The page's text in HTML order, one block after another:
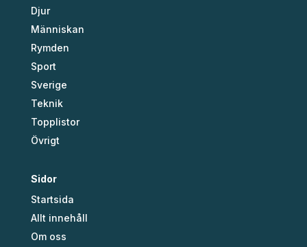
Djur
Människan
Rymden
Sport
Sverige
Teknik
Topplistor
Övrigt
Sidor
Startsida
Allt innehåll
Om oss